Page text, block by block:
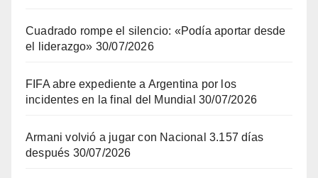
Cuadrado rompe el silencio: «Podía aportar desde
el liderazgo» 30/07/2026
FIFA abre expediente a Argentina por los
incidentes en la final del Mundial 30/07/2026
Armani volvió a jugar con Nacional 3.157 días
después 30/07/2026